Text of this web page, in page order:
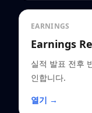
EARNINGS
Earnings
실적 발표 전후
인합니다.
열기 →